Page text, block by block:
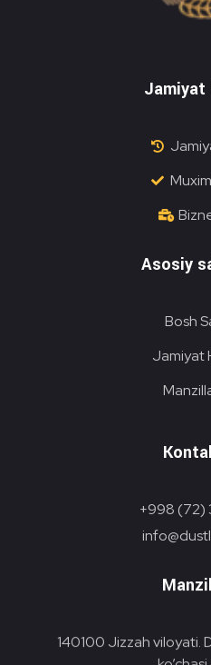
Jamiyat
Asosiy
Bosh
Jamiyat
+998 (72)
140100 Jizzah viloyati.